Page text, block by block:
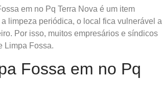
em no Pq Terra Nova é um item
limpeza periódica, o local fica vulnerável a
Por isso, muitos empresários e síndicos
Limpa Fossa.
Fossa em no Pq